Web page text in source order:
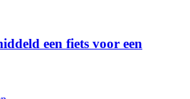
een fiets voor een